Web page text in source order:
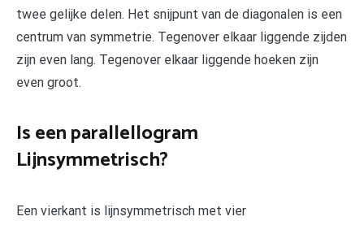
twee gelijke delen. Het snijpunt van de diagonalen is een
centrum van symmetrie. Tegenover elkaar liggende zijden
zijn even lang. Tegenover elkaar liggende hoeken zijn
even groot.
Is een parallellogram
Lijnsymmetrisch?
Een vierkant is lijnsymmetrisch met vier